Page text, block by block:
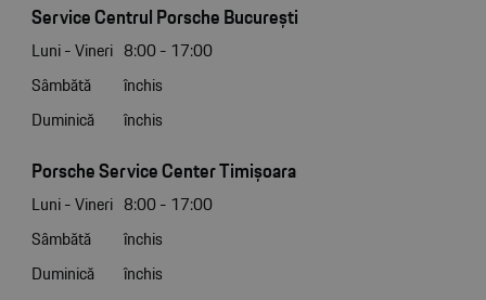
Service Centrul Porsche București
Luni - Vineri 8:00 - 17:00
Sâmbătă
închis
Duminică
închis
Porsche Service Center Timișoara
Luni - Vineri 8:00 - 17:00
Sâmbătă
închis
Duminică
închis